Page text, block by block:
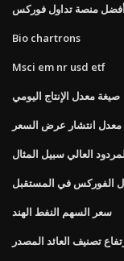
منصة تداول فوركس
Bio chartrons
Msci em nr usd etf
صيغة معدل الإنتاج اليومي
معدل انتشار عرض السعر
العالي سبيل المثال
الفوركس في المستقبل
سعر السهم النفط الهند
تصنيف العائد المصدر